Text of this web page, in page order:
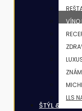
VÍNO
LLS
ŠTÝL & KRÁSA